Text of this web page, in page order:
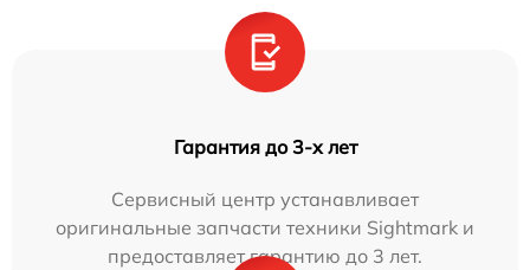
Гарантия до 3-х лет
Сервисный центр устанавливает
оригинальные запчасти техники Sightmark и
предоставляет гарантию до 3 лет.